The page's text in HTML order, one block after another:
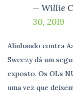
— Willie
30, 2019
Alinhando contra
Sweezy dá um
exposto. Os OLs
uma vez que